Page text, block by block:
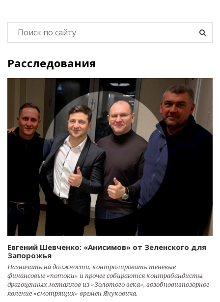
Расследования
Евгений Шевченко: «Анисимов» от Зеленского для
Запорожья
Назначать на должности, контролировать теневые
финансовые «потоки» и прочее собираются контрабандисты
драгоценных металлов из «Золотого века», возобновивпозорное
явление «смотрящих» времен Януковича.